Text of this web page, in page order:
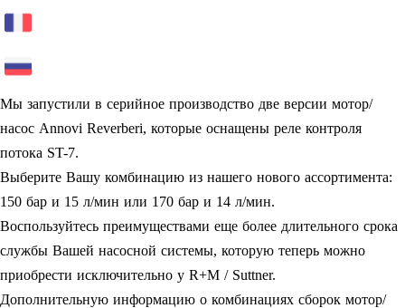
Мы запустили в серийное производство две версии мотор/
насос Annovi Reverberi, которые оснащены реле контроля
потока ST-7.
Выберите Вашу комбинацию из нашего нового ассортимента:
150 бар и 15 л/мин или 170 бар и 14 л/мин.
Воспользуйтесь преимуществами еще более длительного срока
службы Вашей насосной системы, которую теперь можно
приобрести исключительно у R+M / Suttner.
Дополнительную информацию о комбинациях сборок мотор/